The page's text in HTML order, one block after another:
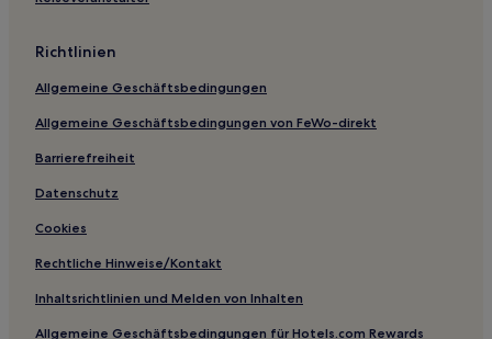
Ferienwohnungen in Sosúa
Villen in Sosúa
Aparthotels in Nationalpark Isabel De Torres
Gasthäuser in Puerto Plata
Aparthotels in Puerto Plata
Hotel-Resorts in Puerto Plata
B&B in Puerto Plata
Ferienwohnungen in Puerto Plata
Richtlinien
Allgemeine Geschäftsbedingungen
Allgemeine Geschäftsbedingungen von FeWo-direkt
Barrierefreiheit
Datenschutz
Cookies
Rechtliche Hinweise/Kontakt
Inhaltsrichtlinien und Melden von Inhalten
Allgemeine Geschäftsbedingungen für Hotels.com Rewards